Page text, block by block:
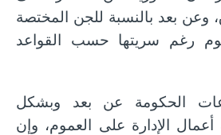
بعد بالنسبة للجن المختصة
رغم سريتها حسب القواعد
الحكومة عن بعد وبشكل
الإدارة على العموم، وإن